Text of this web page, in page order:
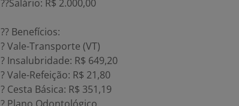
??Salário: R$ 2.000,00
?? Benefícios:
? Vale-Transporte (VT)
? Insalubridade: R$ 649,20
? Vale-Refeição: R$ 21,80
? Cesta Básica: R$ 351,19